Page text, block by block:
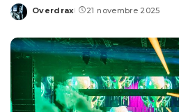
Posted
Overdrax 21 novembre 2025